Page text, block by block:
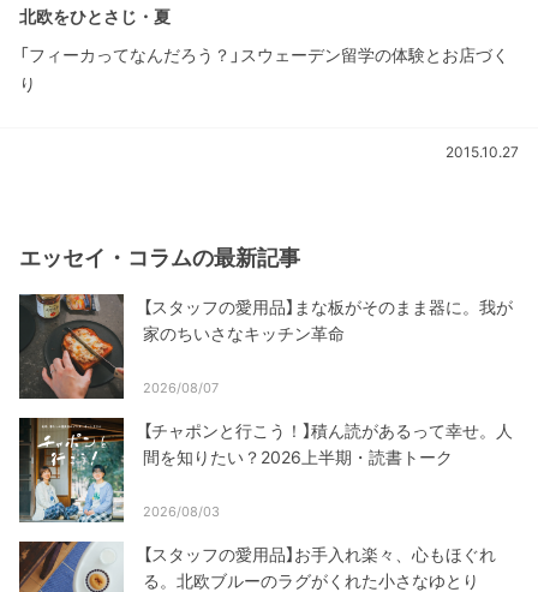
北欧をひとさじ・夏
「フィーカってなんだろう？」スウェーデン留学の体験とお店づく
り
2015.10.27
エッセイ・コラムの最新記事
【スタッフの愛用品】まな板がそのまま器に。我が
家のちいさなキッチン革命
2026/08/07
【チャポンと行こう！】積ん読があるって幸せ。人
間を知りたい？2026上半期・読書トーク
2026/08/03
【スタッフの愛用品】お手入れ楽々、心もほぐれ
る。北欧ブルーのラグがくれた小さなゆとり